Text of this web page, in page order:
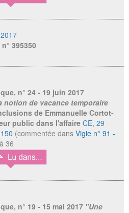
395350
, n° 24 - 19 juin 2017
notion de vacance temporaire
de Emmanuelle Cortot-
public dans l'affaire CE, 29
(commentée dans Vigie n° 91 -
36
, n° 19 - 15 mai 2017 "Une